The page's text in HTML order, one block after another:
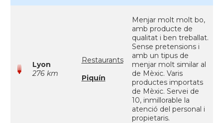
Lyon
276 km
Restaurants
Piquín
Menjar molt molt bo,
amb producte de
qualitat i ben treballat.
Sense pretensions i
amb un tipus de
menjar molt similar al
de Mèxic. Varis
productes importats
de Mèxic. Servei de
10, inmillorable la
atenció del personal i
propietaris.